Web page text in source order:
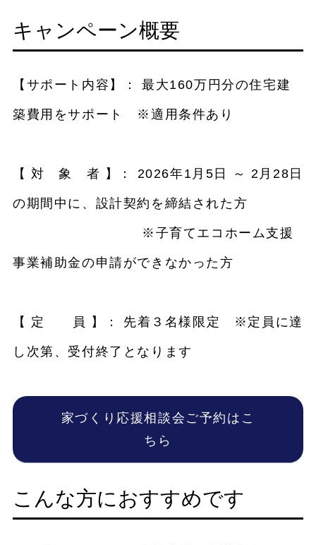
キャンペーン概要
【サポート内容】： 最大160万円分の住宅建
築費用をサポート ※適用条件あり
【 対 象 者 】： 2026年1月5日 ～ 2月28日
の期間中に、設計契約を締結された方
※子育てエコホーム支援
事業補助金の申請ができなかった方
【 定 員 】： 先着３名様限定 ※定員に達
し次第、受付終了となります
家づくり応援相談会ご予約はこ
ちら
こんな方におすすめです